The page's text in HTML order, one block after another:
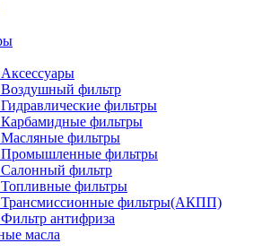
фильтр
фильтры
фильтры
фильтры
фильтры
фильтр
фильтры
фильтры(АКПП)
антифриза
масла